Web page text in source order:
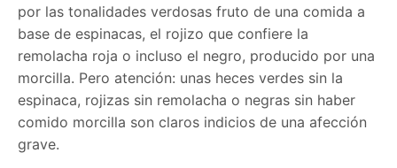
por las tonalidades verdosas fruto de una comida a
base de espinacas, el rojizo que confiere la
remolacha roja o incluso el negro, producido por una
morcilla. Pero atención: unas heces verdes sin la
espinaca, rojizas sin remolacha o negras sin haber
comido morcilla son claros indicios de una afección
grave.